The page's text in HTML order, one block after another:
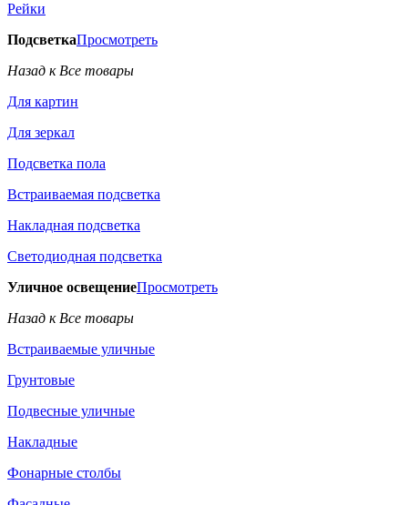
Рейки
ПодсветкаПросмотреть
Назад к Все товары
Для картин
Для зеркал
Подсветка пола
Встраиваемая подсветка
Накладная подсветка
Светодиодная подсветка
Уличное освещениеПросмотреть
Назад к Все товары
Встраиваемые уличные
Грунтовые
Подвесные уличные
Накладные
Фонарные столбы